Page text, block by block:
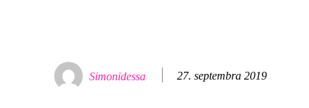
Simonidessa 27. septembra 2019